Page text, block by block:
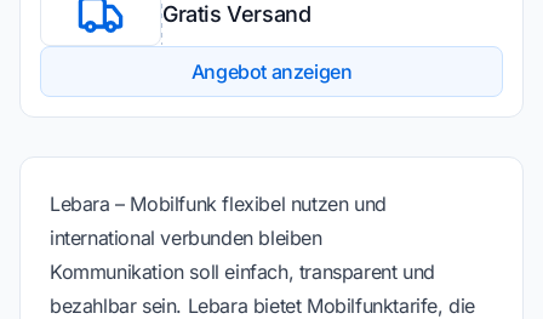
Gratis Versand
Angebot anzeigen
Lebara – Mobilfunk flexibel nutzen und
international verbunden bleiben
Kommunikation soll einfach, transparent und
bezahlbar sein. Lebara bietet Mobilfunktarife, die